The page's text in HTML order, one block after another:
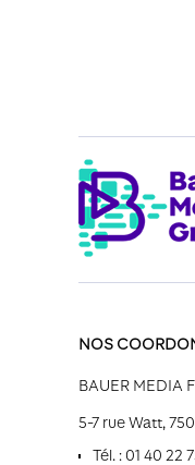
NOS
BAUER MEDIA
5-7 rue Watt,
Tél. : 01 40 22